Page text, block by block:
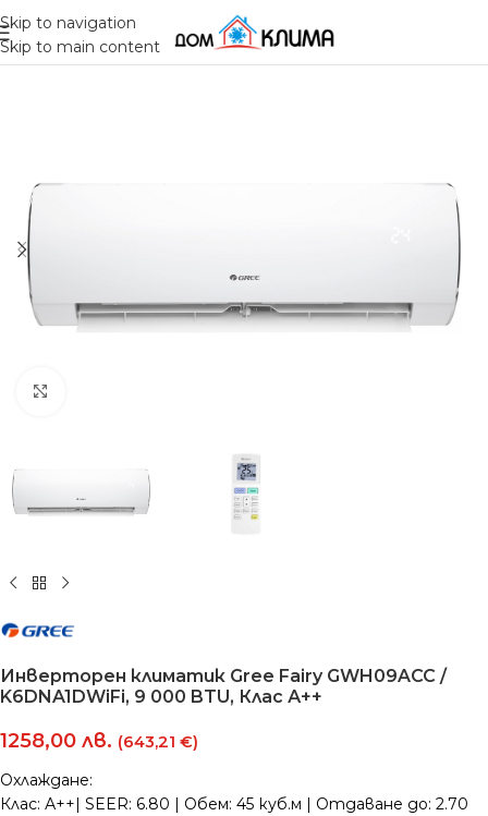
Skip to navigation
Skip to main content
Инверторен климатик Gree Fairy GWH09ACC /
K6DNA1DWiFi, 9 000 BTU, Клас А++
1258,00 лв. (643,21 €)
Охлаждане:
Клас: А++| SEER: 6.80 | Обем: 45 куб.м | Отдаване до: 2.70